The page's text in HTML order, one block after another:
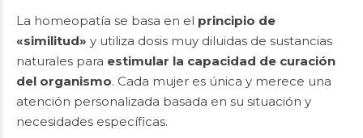
La homeopatía se basa en el principio de
«similitud» y utiliza dosis muy diluidas de sustancias
naturales para estimular la capacidad de curación
del organismo. Cada mujer es única y merece una
atención personalizada basada en su situación y
necesidades específicas.